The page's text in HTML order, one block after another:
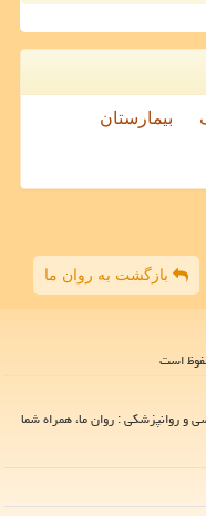
بیمارستان
بازگشت به روان ما
و روانپزشکی : روان ما، همراه شما